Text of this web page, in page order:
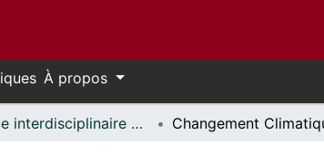
À propos
Revue interdisciplinaire des sciences de la santé // Interdisciplinary Journal of Health Sciences